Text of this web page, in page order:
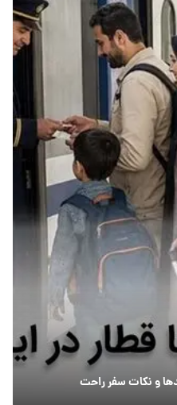
و نکات سفر راحت